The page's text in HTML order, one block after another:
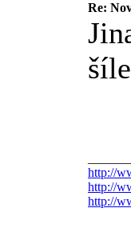
Re:
http://
http://
http://